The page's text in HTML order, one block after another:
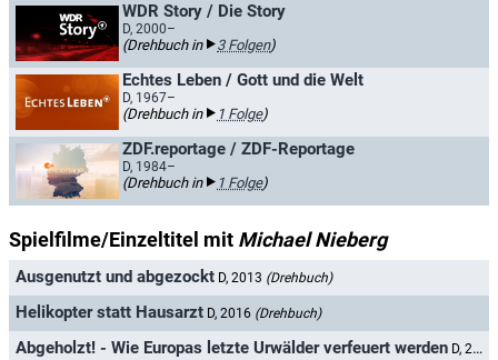
WDR Story / Die Story
D, 2000–
(Drehbuch in 3 Folgen)
Echtes Leben / Gott und die Welt
D, 1967–
(Drehbuch in 1 Folge)
ZDF.reportage / ZDF-Reportage
D, 1984–
(Drehbuch in 1 Folge)
Spielfilme/Einzeltitel mit Michael Nieberg
Ausgenutzt und abgezockt D, 2013 (Drehbuch)
Helikopter statt Hausarzt D, 2016 (Drehbuch)
Abgeholzt! - Wie Europas letzte Urwälder verfeuert werden D, 2018